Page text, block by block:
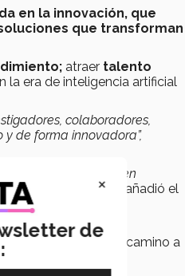
en la innovación, que
que transforman
atraer talento
la era de inteligencia artificial
colaboradores,
de forma innovadora”,
hacia el mundo
en
y económico”,
añadió el
industrial, la
como parte del camino a
×
de